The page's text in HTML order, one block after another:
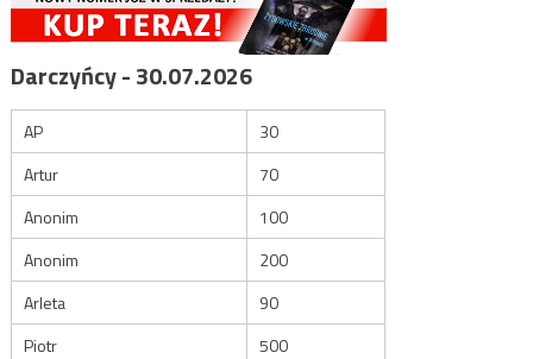
Darczyńcy - 30.07.2026
AP
30
Artur
70
Anonim
100
Anonim
200
Arleta
90
Piotr
500